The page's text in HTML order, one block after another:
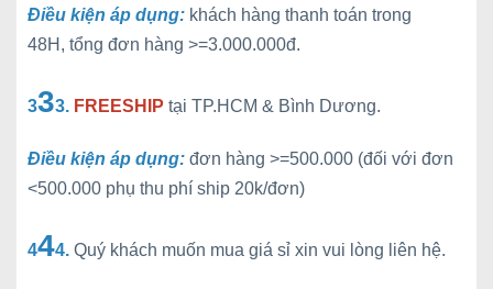
Điều kiện áp dụng: khách hàng thanh toán trong
48H, tổng đơn hàng >=3.000.000đ.
333. FREESHIP tại TP.HCM & Bình Dương.
Điều kiện áp dụng: đơn hàng >=500.000 (đối với đơn
<500.000 phụ thu phí ship 20k/đơn)
444. Quý khách muốn mua giá sỉ xin vui lòng liên hệ.